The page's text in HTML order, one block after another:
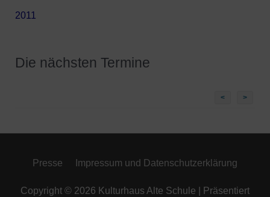
2011
Die nächsten Termine
< >
Presse Impressum und Datenschutzerklärung
Copyright © 2026 Kulturhaus Alte Schule | Präsentiert